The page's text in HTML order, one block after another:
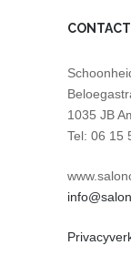
1035 JB
Tel: 06 15